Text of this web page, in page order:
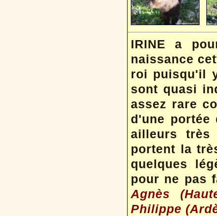
IRINE a
naissance
roi puisqu'il
sont quasi
assez rare
d'une portée
ailleurs très
portent la
quelques
pour ne pas
Agnès
Philippe